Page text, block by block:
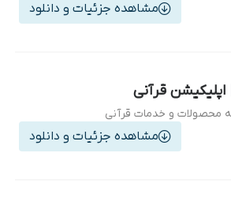
مشاهده جزئیات و دانلود
| اپلیکیشن قرآنی
محصولات و خدمات قرآنی
مشاهده جزئیات و دانلود